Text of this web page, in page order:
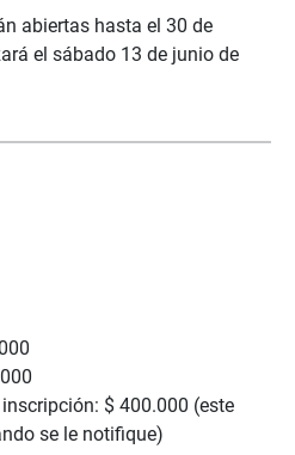
abiertas hasta el 30 de
el sábado 13 de junio de
$ 400.000 (este
se le notifique)